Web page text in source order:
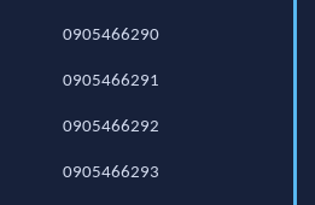
0905466290
0905466291
0905466292
0905466293